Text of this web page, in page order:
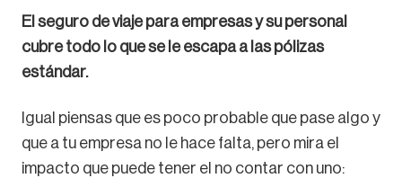
El seguro de viaje para empresas y su personal
cubre todo lo que se le escapa a las pólizas
estándar.
Igual piensas que es poco probable que pase algo y
que a tu empresa no le hace falta, pero mira el
impacto que puede tener el no contar con uno: